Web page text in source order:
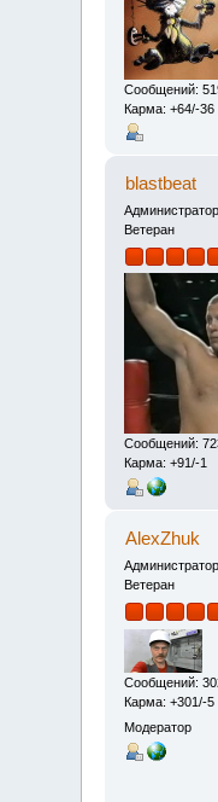
Сообщений:
Карма: +64/-36
blastbeat
Администратор
Ветеран
Сообщений:
Карма: +91/-1
AlexZhuk
Администратор
Ветеран
Сообщений:
Карма: +301/-5
Модератор